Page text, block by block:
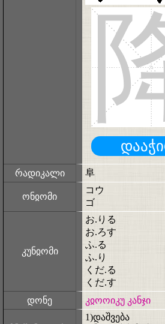
რადიკალი 阜
ონჲომი
コウ
ゴ
კუნჲომი
お.りる
お.ろす
ふ.る
ふ.り
くだ.る
くだ.す
დონე
კჲოოიკუ კანჯი
1)დაშვება